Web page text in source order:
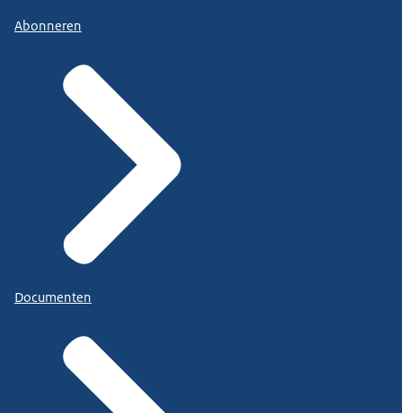
Abonneren
Documenten